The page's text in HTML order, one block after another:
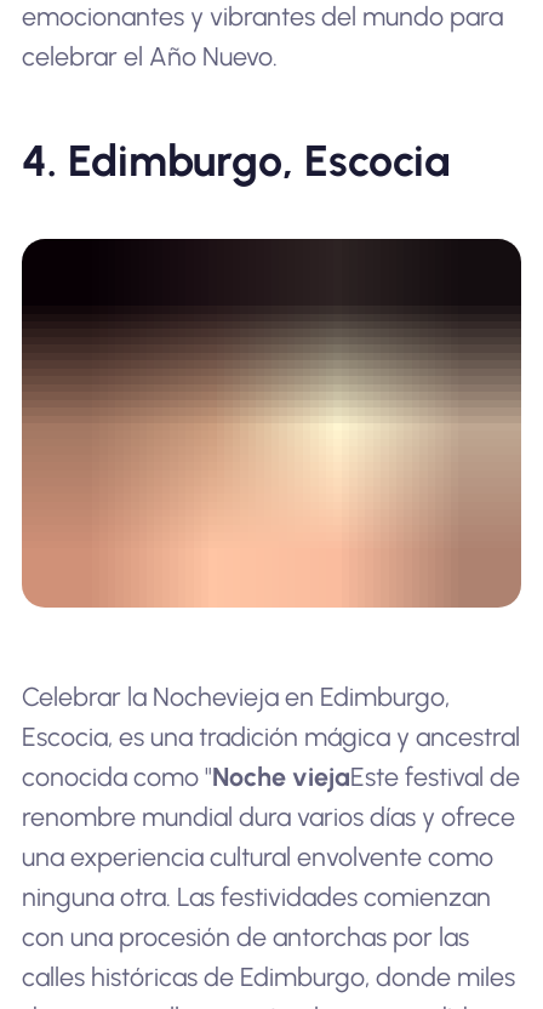
emocionantes y vibrantes del mundo para
celebrar el Año Nuevo.
4. Edimburgo, Escocia
Celebrar la Nochevieja en Edimburgo,
Escocia, es una tradición mágica y ancestral
conocida como "Noche viejaEste festival de
renombre mundial dura varios días y ofrece
una experiencia cultural envolvente como
ninguna otra. Las festividades comienzan
con una procesión de antorchas por las
calles históricas de Edimburgo, donde miles